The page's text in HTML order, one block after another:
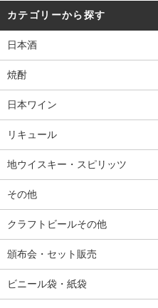
カテゴリーから探す
日本酒
焼酎
日本ワイン
リキュール
地ウイスキー・スピリッツ
その他
クラフトビールその他
頒布会・セット販売
ビニール袋・紙袋